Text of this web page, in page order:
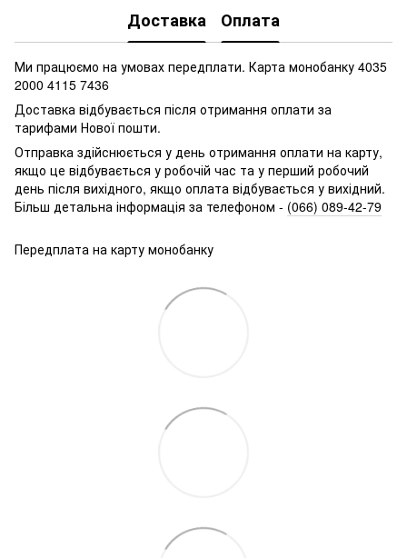
Доставка Оплата
Ми працюємо на умовах передплати. Карта монобанку 4035
2000 4115 7436
Доставка відбувається після отримання оплати за
тарифами Нової пошти.
Отправка здійснюється у день отримання оплати на карту,
якщо це відбувається у робочій час та у перший робочий
день після вихідного, якщо оплата відбувається у вихідний.
Більш детальна інформація за телефоном - (066) 089-42-79
Передплата на карту монобанку